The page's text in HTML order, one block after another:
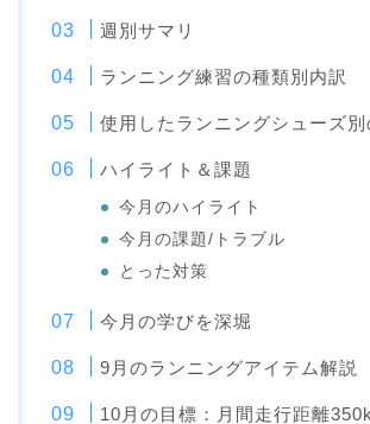
週別サマリ
ランニング練習の種類別内訳
使用したランニングシューズ別
ハイライト＆課題
今月のハイライト
今月の課題/トラブル
とった対策
今月の学びを深堀
9月のランニングアイテム解説
10月の目標：月間走行距離